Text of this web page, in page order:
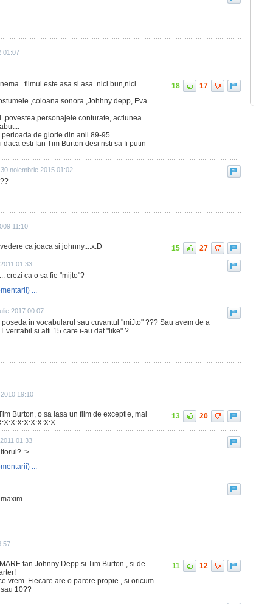
01:07
este asa si asa..nici bun,nici
,coloana sonora ,Johhny depp, Eva
,povestea,personajele conturate, actiunea
de glorie din anii 89-95
daca esti fan Tim Burton desi risti sa fi putin
18 17
noiembrie 2015 01:02
11:10
ca joaca si johnny...:x:D 15
27
01:33
crezi ca o sa fie "mijto"?
...
2017 00:07
in vocabularul sau cuvantul "miJto" ??? Sau avem de a
veritabil si alti 15 care i-au dat "like" ?
19:10
Burton, o sa iasa un film de exceptie, mai
13 20
01:33
:>
...
fan Johnny Depp si Tim Burton , si de
vrem. Fiecare are o parere propie , si oricum
10??
11 12